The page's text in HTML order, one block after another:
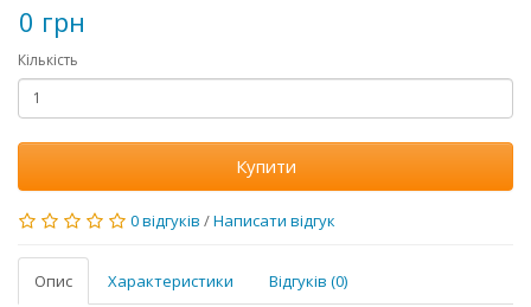
0 грн
Кількість
Купити
0 відгуків /Написати відгук
Опис Характеристики Відгуків (0)